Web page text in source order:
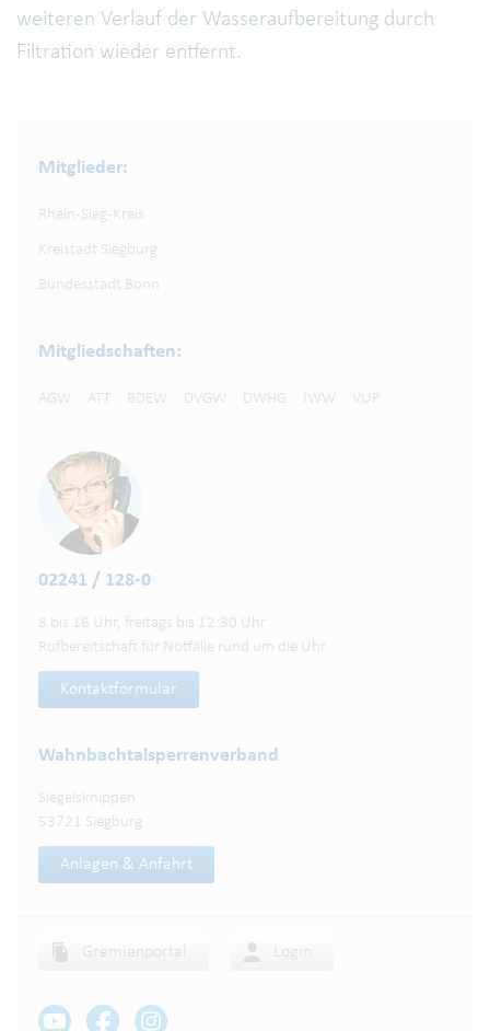
weiteren Verlauf der Wasseraufbereitung durch
Filtration wieder entfernt.
Mitglieder:
Rhein-Sieg-Kreis
Kreistadt Siegburg
Bundesstadt Bonn
Mitgliedschaften:
AGW ATT BDEW DVGW DWHG IWW VUP
02241 / 128-0
8 bis 16 Uhr, freitags bis 12:30 Uhr
Rufbereitschaft für Notfälle rund um die Uhr
Kontaktformular
Wahnbachtalsperren­verband
Siegelsknippen
53721 Siegburg
Anlagen & Anfahrt
Gremienportal Login